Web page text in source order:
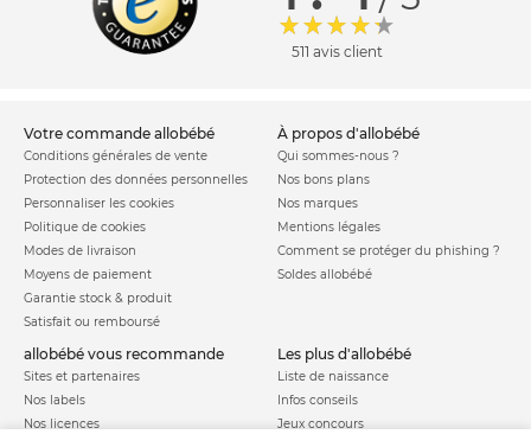
511 avis client
votre commande allobébé
Conditions générales de vente
Protection des données personnelles
Personnaliser les cookies
Politique de cookies
Modes de livraison
Moyens de paiement
Garantie stock & produit
Satisfait ou remboursé
à propos d'allobébé
Qui sommes-nous ?
Nos bons plans
Nos marques
Mentions légales
Comment se protéger du phishing ?
Soldes allobébé
allobébé vous recommande
Sites et partenaires
Nos labels
Nos licences
les plus d'allobébé
Liste de naissance
Infos conseils
Jeux concours